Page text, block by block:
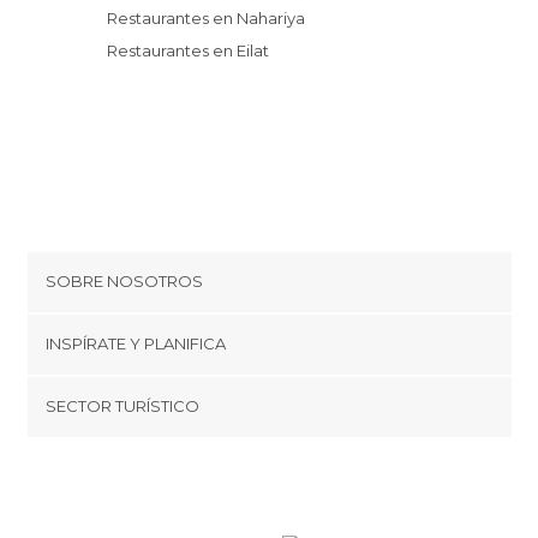
Restaurantes en Nahariya
Restaurantes en Eilat
SOBRE NOSOTROS
Cookies
Términos y condiciones
INSPÍRATE Y PLANIFICA
SECTOR TURÍSTICO